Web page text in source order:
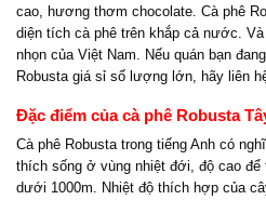
cao, hương thơm chocolate. Cà phê
diện tích cà phê trên khắp cả nước.
nhọn của Việt Nam. Nếu quán bạn
Robusta giá sỉ số lượng lớn, hãy liên
Đặc điểm của cà phê Robusta
Cà phê Robusta trong tiếng Anh có
thích sống ở vùng nhiệt đới, độ cao để
dưới 1000m. Nhiệt độ thích hợp của